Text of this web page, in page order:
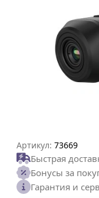
Артикул: 73669
Быстрая
Бонусы за
Гарантия и